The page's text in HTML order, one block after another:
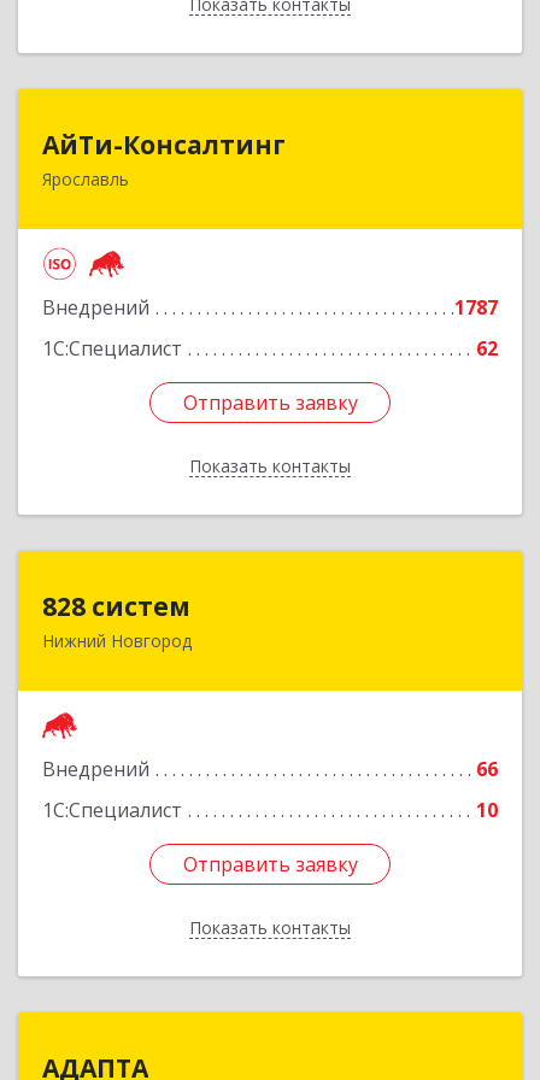
АйТи-Консалтинг
Ярославль
Внедрений
1787
1С:Специалист
62
Отправить заявку
Показать контакты
150007, Ярославская обл, Ярославль г, Урочская
Отправить заявку
Назад
828 систем
Нижний Новгород
Внедрений
66
1С:Специалист
10
Отправить заявку
Показать контакты
603006, Нижегородская обл, Нижний Новгород
Отправить заявку
Назад
АДАПТА